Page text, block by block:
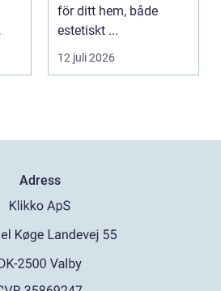
för ditt hem, både
estetiskt ...
12 juli 2026
Adress